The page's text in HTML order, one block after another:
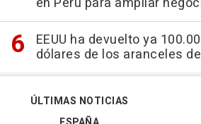
EEUU ha devuelto ya
dólares de los aranceles
ÚLTIMAS NOTICIAS